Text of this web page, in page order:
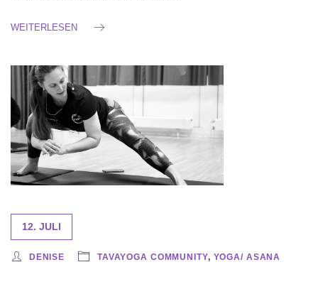
WEITERLESEN
12. JULI
DENISE TAVAYOGA COMMUNITY, YOGA/ ASANA